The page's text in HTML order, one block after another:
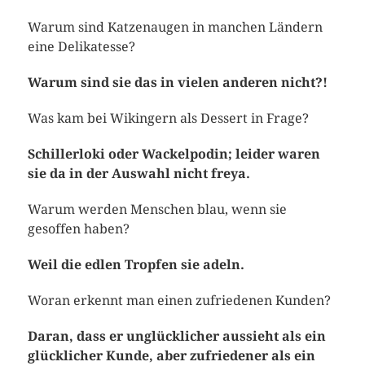
Warum sind Katzenaugen in manchen Ländern
eine Delikatesse?
Warum sind sie das in vielen anderen nicht?!
Was kam bei Wikingern als Dessert in Frage?
Schillerloki oder Wackelpodin; leider waren
sie da in der Auswahl nicht freya.
Warum werden Menschen blau, wenn sie
gesoffen haben?
Weil die edlen Tropfen sie adeln.
Woran erkennt man einen zufriedenen Kunden?
Daran, dass er unglücklicher aussieht als ein
glücklicher Kunde, aber zufriedener als ein